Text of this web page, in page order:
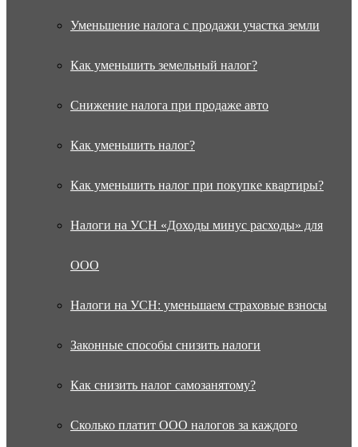
Уменьшение налога с продажи участка земли
Как уменьшить земельный налог?
Снижение налога при продаже авто
Как уменьшить налог?
Как уменьшить налог при покупке квартиры?
Налоги на УСН «Доходы минус расходы» для
ООО
Налоги на УСН: уменьшаем страховые взносы
Законные способы снизить налоги
Как снизить налог самозанятому?
Сколько платит ООО налогов за каждого